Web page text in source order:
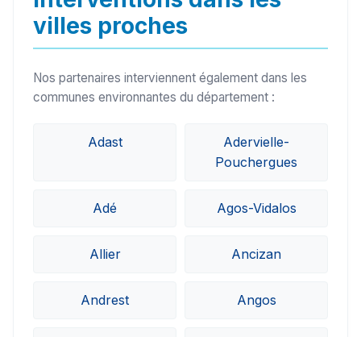
villes proches
Nos partenaires interviennent également dans les
communes environnantes du département :
Adast
Adervielle-
Pouchergues
Adé Agos-Vidalos
Allier Ancizan
Andrest Angos